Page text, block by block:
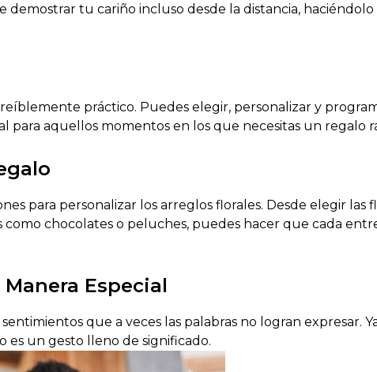
demostrar tu cariño incluso desde la distancia, haciéndolo
práctico. Puedes elegir, personalizar y
para aquellos momentos en los que necesitas un regalo
para personalizar los arreglos florales. Desde elegir las
chocolates o peluches, puedes hacer que cada
Especial
que a veces las palabras no logran expresar.
es un gesto lleno de significado.